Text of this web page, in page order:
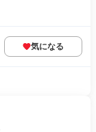
気になる